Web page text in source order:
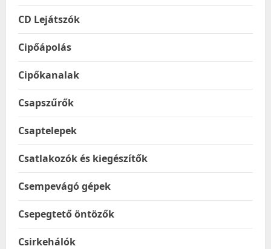
CD Lejátszók
Cipőápolás
Cipőkanalak
Csapszűrők
Csaptelepek
Csatlakozók és kiegészítők
Csempevágó gépek
Csepegtető öntözők
Csirkehálók